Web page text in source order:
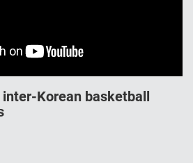
Korean basketball